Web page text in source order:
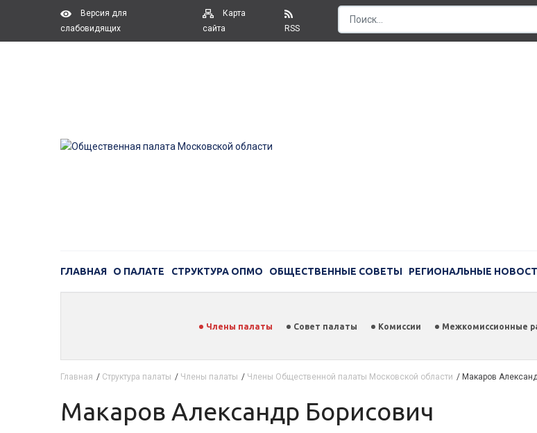
Версия для
слабовидящих
Карта
сайта
RSS
ГЛАВНАЯ О ПАЛАТЕ СТРУКТУРА ОПМО ОБЩЕСТВЕННЫЕ СОВЕТЫ РЕГИОНАЛЬНЫЕ
Члены палаты Совет палаты Комиссии Межкомиссионные
Главная / Структура палаты / Члены палаты / Члены Общественной палаты Московской области / Макаров
Макаров Александр Борисович